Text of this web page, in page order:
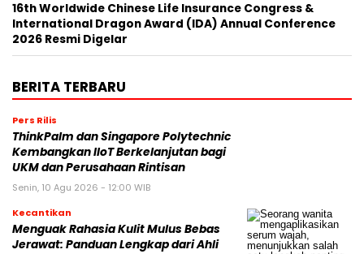
16th Worldwide Chinese Life Insurance Congress &
International Dragon Award (IDA) Annual Conference
2026 Resmi Digelar
BERITA TERBARU
Pers Rilis
ThinkPalm dan Singapore Polytechnic
Kembangkan IIoT Berkelanjutan bagi
UKM dan Perusahaan Rintisan
Senin, 10 Agu 2026 - 12:00 WIB
Kecantikan
Menguak Rahasia Kulit Mulus Bebas
Jerawat: Panduan Lengkap dari Ahli